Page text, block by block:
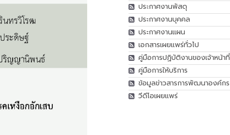
ประกาศงานพัสดุ
ประกาศงานบุคคล
ประกาศงานแผน
เอกสารเผยแพร่ทั่วไป
คู่มือการปฏิบัติงานของเจ้าหน้าที่
คู่มือการให้บริการ
ข้อมูลข่าวสารการพัฒนาองค์กร
วีดีโอเผยแพร่